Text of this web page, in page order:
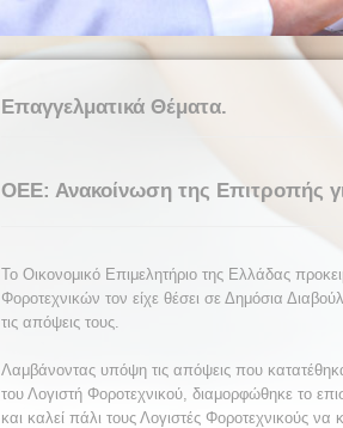
Επαγγελματικά Θέματα.
ΟΕΕ: Ανακοίνωση της Επιτροπής
Το Οικονομικό Επιμελητήριο της Ελλάδας
Φοροτεχνικών τον είχε θέσει σε Δημόσια
τις απόψεις τους.
Λαμβάνοντας υπόψη τις απόψεις που
του Λογιστή Φοροτεχνικού, διαμορφώθηκε το
και καλεί πάλι τους Λογιστές Φοροτεχνικούς